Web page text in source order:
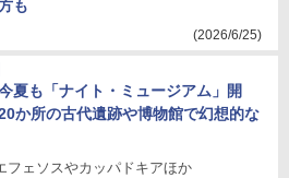
も
(2026/6/25)
夏も「ナイト・ミュージアム」開
か所の古代遺跡や博物館で幻想的な
フェソスやカッパドキアほか